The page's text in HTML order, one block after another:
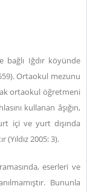
bağlı Iğdır köyünde
Ortaokul mezunu
ortaokul öğretmeni
kullanan âşığın,
içi ve yurt dışında
(Yıldız 2005: 3).
eserleri ve
Bununla